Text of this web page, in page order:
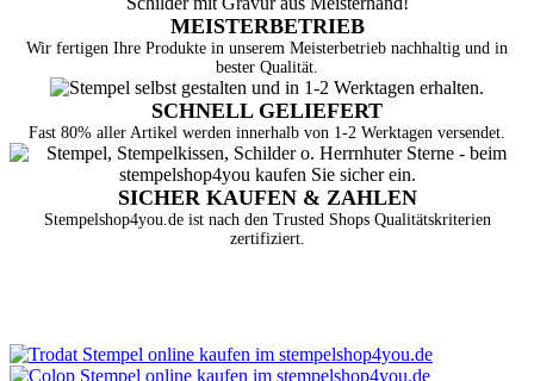
MEISTERBETRIEB
Wir fertigen Ihre Produkte in unserem Meisterbetrieb nachhaltig und in
bester Qualität.
SCHNELL GELIEFERT
Fast 80% aller Artikel werden innerhalb von 1-2 Werktagen versendet.
SICHER KAUFEN & ZAHLEN
Stempelshop4you.de ist nach den Trusted Shops Qualitätskriterien
zertifiziert.